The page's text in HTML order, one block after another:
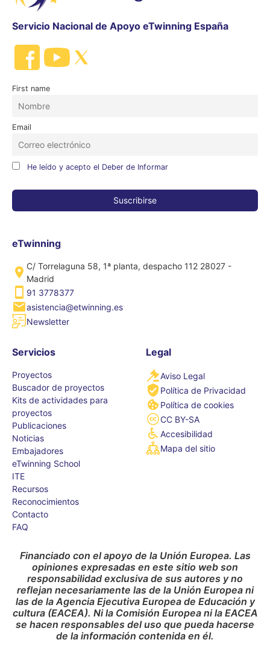
Servicio Nacional de Apoyo eTwinning España
First name
Email
He leído y acepto el Deber de Informar
eTwinning
C/ Torrelaguna 58, 1ª planta, despacho 112 28027 -
Madrid
91 3778377
asistencia@etwinning.es
Newsletter
Servicios
Proyectos
Buscador de proyectos
Kits de actividades para
proyectos
Publicaciones
Noticias
Embajadores
eTwinning School
ITE
Recursos
Reconocimientos
Contacto
FAQ
Legal
Aviso Legal
Política de Privacidad
Política de cookies
CC BY-SA
Accesibilidad
Mapa del sitio
Financiado con el apoyo de la Unión Europea. Las
opiniones expresadas en este sitio web son
responsabilidad exclusiva de sus autores y no
reflejan necesariamente las de la Unión Europea ni
las de la Agencia Ejecutiva Europea de Educación y
cultura (EACEA). Ni la Comisión Europea ni la EACEA
se hacen responsables del uso que pueda hacerse
de la información contenida en él.